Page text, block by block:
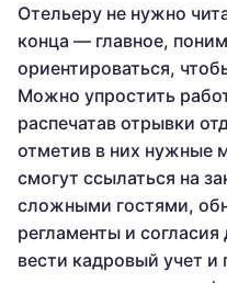
Отельеру не нужно
конца — главное,
ориентироваться,
Можно упростить
распечатав отрывки
отметив в них нужные
смогут ссылаться на
сложными гостями,
регламенты и
вести кадровый учет и